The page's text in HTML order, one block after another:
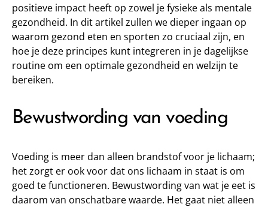
positieve impact heeft op zowel je fysieke als mentale
gezondheid. In dit artikel zullen we dieper ingaan op
waarom gezond eten en sporten zo cruciaal zijn, en
hoe je deze principes kunt integreren in je dagelijkse
routine om een optimale gezondheid en welzijn te
bereiken.
Bewustwording van voeding
Voeding is meer dan alleen brandstof voor je lichaam;
het zorgt er ook voor dat ons lichaam in staat is om
goed te functioneren. Bewustwording van wat je eet is
daarom van onschatbare waarde. Het gaat niet alleen